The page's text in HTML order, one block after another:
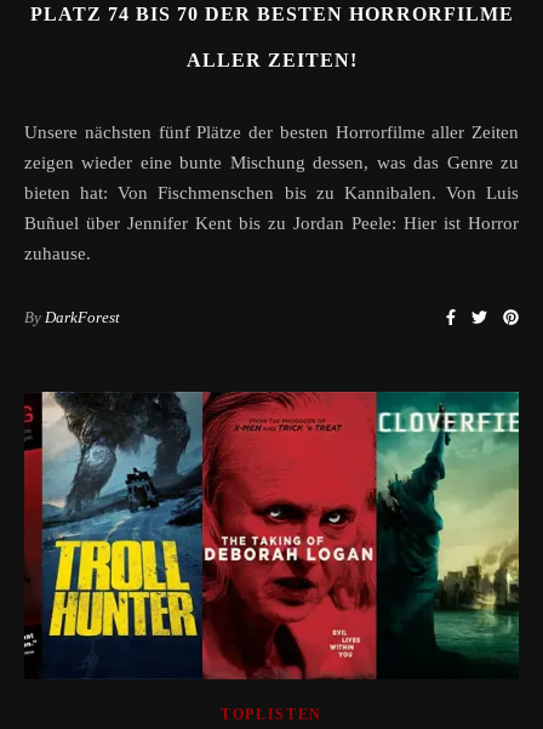
PLATZ 74 BIS 70 DER BESTEN HORRORFILME
ALLER ZEITEN!
Unsere nächsten fünf Plätze der besten Horrorfilme aller Zeiten
zeigen wieder eine bunte Mischung dessen, was das Genre zu
bieten hat: Von Fischmenschen bis zu Kannibalen. Von Luis
Buñuel über Jennifer Kent bis zu Jordan Peele: Hier ist Horror
zuhause.
By DarkForest
TOPLISTEN